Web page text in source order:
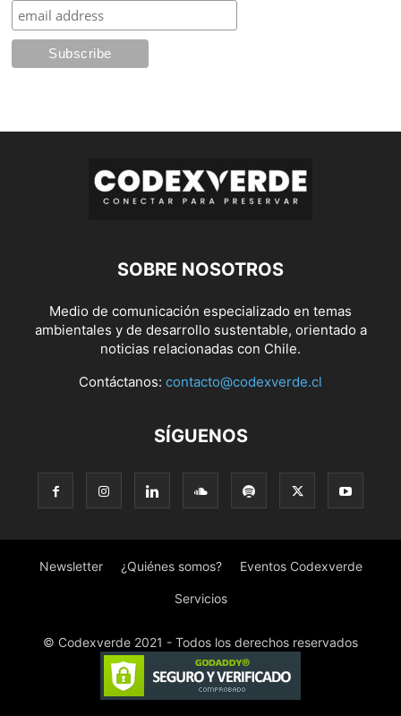
SOBRE NOSOTROS
Medio de comunicación especializado en temas
ambientales y de desarrollo sustentable, orientado a
noticias relacionadas con Chile.
Contáctanos: contacto@codexverde.cl
SÍGUENOS
Newsletter ¿Quiénes somos? Eventos Codexverde
Servicios
© Codexverde 2021 - Todos los derechos reservados